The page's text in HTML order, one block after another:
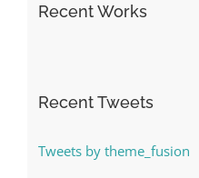
Recent Works
Recent Tweets
Tweets by theme_fusion